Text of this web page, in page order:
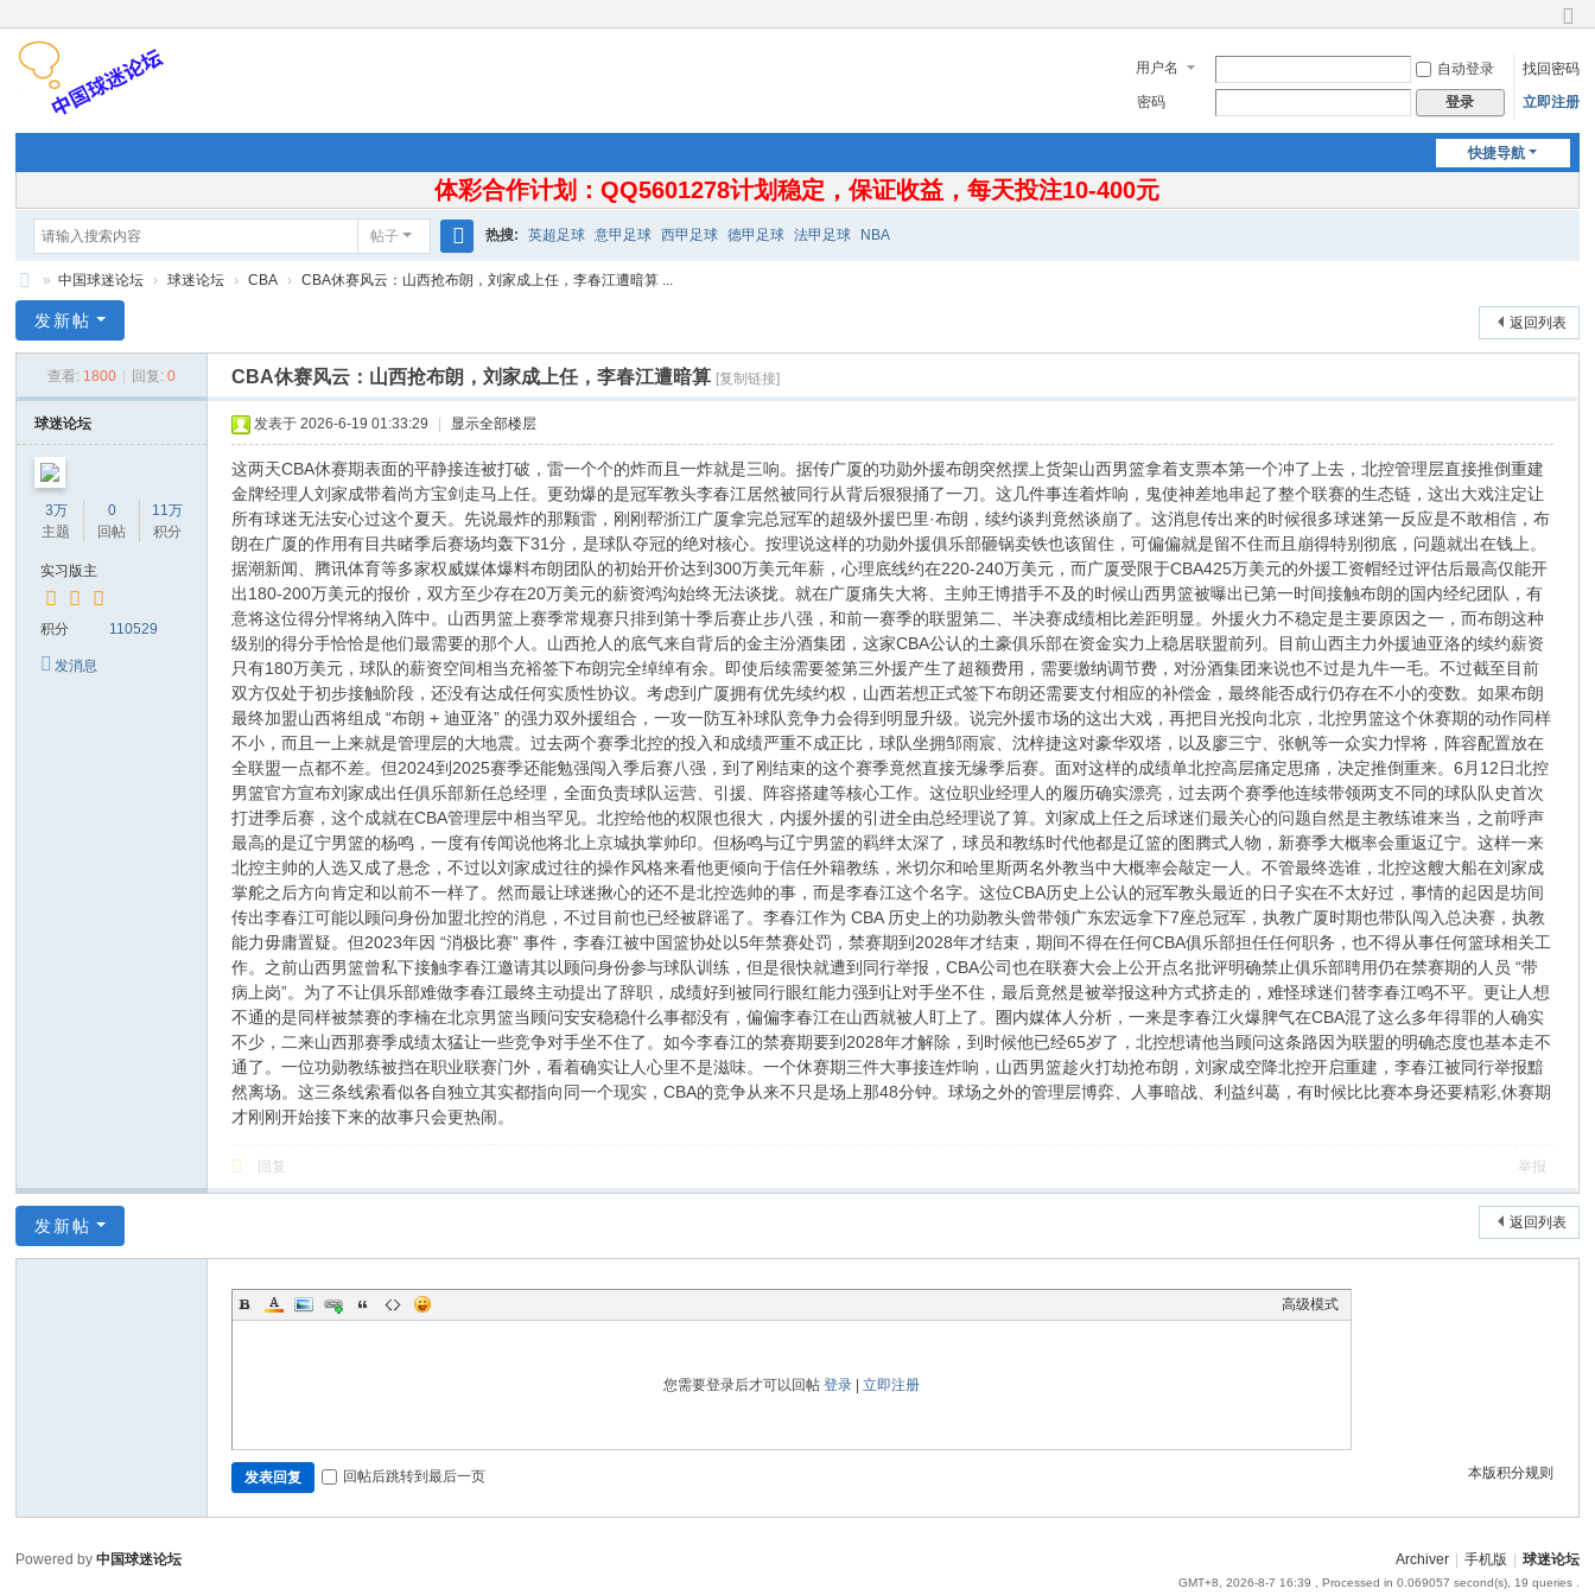
换
到
窄
用户名 自动登录
找回密码
密码
登录 立即注册
快捷导航
体彩合作计划：QQ5601278计划稳定，保证收益，每天投注10-400元
帖子
搜
热搜: 英超足球 意甲足球 西甲足球 德甲足球 法甲足球 NBA
国
迷
论
坛
» 中国球迷论坛 › 球迷论坛 › CBA › CBA休赛风云：山西抢布朗，刘家成上任，李春江遭暗算 ...
返回列表
发新帖
查看: 1800 回复: 0 CBA休赛风云：山西抢布朗，刘家成上任，李春江遭暗算 [复制链接]
球迷论坛
3万
主题
0
回帖
11万
积分
实习版主
积分 110529
发消息
发表于 2026-6-19 01:33:29 显示全部楼层
这两天CBA休赛期表面的平静接连被打破，雷一个个的炸而且一炸就是三响。据传广厦的功勋外援布朗突然摆上货架山西男篮拿着支票本第一个冲了上去，北控管理层直接推倒重建
金牌经理人刘家成带着尚方宝剑走马上任。更劲爆的是冠军教头李春江居然被同行从背后狠狠捅了一刀。这几件事连着炸响，鬼使神差地串起了整个联赛的生态链，这出大戏注定让
所有球迷无法安心过这个夏天。先说最炸的那颗雷，刚刚帮浙江广厦拿完总冠军的超级外援巴里·布朗，续约谈判竟然谈崩了。这消息传出来的时候很多球迷第一反应是不敢相信，布
朗在广厦的作用有目共睹季后赛场均轰下31分，是球队夺冠的绝对核心。按理说这样的功勋外援俱乐部砸锅卖铁也该留住，可偏偏就是留不住而且崩得特别彻底，问题就出在钱上。
据潮新闻、腾讯体育等多家权威媒体爆料布朗团队的初始开价达到300万美元年薪，心理底线约在220-240万美元，而广厦受限于CBA425万美元的外援工资帽经过评估后最高仅能开
出180-200万美元的报价，双方至少存在20万美元的薪资鸿沟始终无法谈拢。就在广厦痛失大将、主帅王博措手不及的时候山西男篮被曝出已第一时间接触布朗的国内经纪团队，有
意将这位得分悍将纳入阵中。山西男篮上赛季常规赛只排到第十季后赛止步八强，和前一赛季的联盟第二、半决赛成绩相比差距明显。外援火力不稳定是主要原因之一，而布朗这种
级别的得分手恰恰是他们最需要的那个人。山西抢人的底气来自背后的金主汾酒集团，这家CBA公认的土豪俱乐部在资金实力上稳居联盟前列。目前山西主力外援迪亚洛的续约薪资
只有180万美元，球队的薪资空间相当充裕签下布朗完全绰绰有余。即使后续需要签第三外援产生了超额费用，需要缴纳调节费，对汾酒集团来说也不过是九牛一毛。不过截至目前
双方仅处于初步接触阶段，还没有达成任何实质性协议。考虑到广厦拥有优先续约权，山西若想正式签下布朗还需要支付相应的补偿金，最终能否成行仍存在不小的变数。如果布朗
最终加盟山西将组成 “布朗 + 迪亚洛” 的强力双外援组合，一攻一防互补球队竞争力会得到明显升级。说完外援市场的这出大戏，再把目光投向北京，北控男篮这个休赛期的动作同样
不小，而且一上来就是管理层的大地震。过去两个赛季北控的投入和成绩严重不成正比，球队坐拥邹雨宸、沈梓捷这对豪华双塔，以及廖三宁、张帆等一众实力悍将，阵容配置放在
全联盟一点都不差。但2024到2025赛季还能勉强闯入季后赛八强，到了刚结束的这个赛季竟然直接无缘季后赛。面对这样的成绩单北控高层痛定思痛，决定推倒重来。6月12日北控
男篮官方宣布刘家成出任俱乐部新任总经理，全面负责球队运营、引援、阵容搭建等核心工作。这位职业经理人的履历确实漂亮，过去两个赛季他连续带领两支不同的球队队史首次
打进季后赛，这个成就在CBA管理层中相当罕见。北控给他的权限也很大，内援外援的引进全由总经理说了算。刘家成上任之后球迷们最关心的问题自然是主教练谁来当，之前呼声
最高的是辽宁男篮的杨鸣，一度有传闻说他将北上京城执掌帅印。但杨鸣与辽宁男篮的羁绊太深了，球员和教练时代他都是辽篮的图腾式人物，新赛季大概率会重返辽宁。这样一来
北控主帅的人选又成了悬念，不过以刘家成过往的操作风格来看他更倾向于信任外籍教练，米切尔和哈里斯两名外教当中大概率会敲定一人。不管最终选谁，北控这艘大船在刘家成
掌舵之后方向肯定和以前不一样了。然而最让球迷揪心的还不是北控选帅的事，而是李春江这个名字。这位CBA历史上公认的冠军教头最近的日子实在不太好过，事情的起因是坊间
传出李春江可能以顾问身份加盟北控的消息，不过目前也已经被辟谣了。李春江作为 CBA 历史上的功勋教头曾带领广东宏远拿下7座总冠军，执教广厦时期也带队闯入总决赛，执教
能力毋庸置疑。但2023年因 “消极比赛” 事件，李春江被中国篮协处以5年禁赛处罚，禁赛期到2028年才结束，期间不得在任何CBA俱乐部担任任何职务，也不得从事任何篮球相关工
作。之前山西男篮曾私下接触李春江邀请其以顾问身份参与球队训练，但是很快就遭到同行举报，CBA公司也在联赛大会上公开点名批评明确禁止俱乐部聘用仍在禁赛期的人员 “带
病上岗”。为了不让俱乐部难做李春江最终主动提出了辞职，成绩好到被同行眼红能力强到让对手坐不住，最后竟然是被举报这种方式挤走的，难怪球迷们替李春江鸣不平。更让人想
不通的是同样被禁赛的李楠在北京男篮当顾问安安稳稳什么事都没有，偏偏李春江在山西就被人盯上了。圈内媒体人分析，一来是李春江火爆脾气在CBA混了这么多年得罪的人确实
不少，二来山西那赛季成绩太猛让一些竞争对手坐不住了。如今李春江的禁赛期要到2028年才解除，到时候他已经65岁了，北控想请他当顾问这条路因为联盟的明确态度也基本走不
通了。一位功勋教练被挡在职业联赛门外，看着确实让人心里不是滋味。一个休赛期三件大事接连炸响，山西男篮趁火打劫抢布朗，刘家成空降北控开启重建，李春江被同行举报黯
然离场。这三条线索看似各自独立其实都指向同一个现实，CBA的竞争从来不只是场上那48分钟。球场之外的管理层博弈、人事暗战、利益纠葛，有时候比比赛本身还要精彩,休赛期
才刚刚开始接下来的故事只会更热闹。
回复 举报
返回列表
发新帖
高级模式
您需要登录后才可以回帖登录 |立即注册
本版积分规则
发表回复 回帖后跳转到最后一页
Archiver 手机版 球迷论坛
GMT+8, 2026-8-7 16:39 , Processed in 0.069057 second(s), 19 queries .
Powered by中国球迷论坛